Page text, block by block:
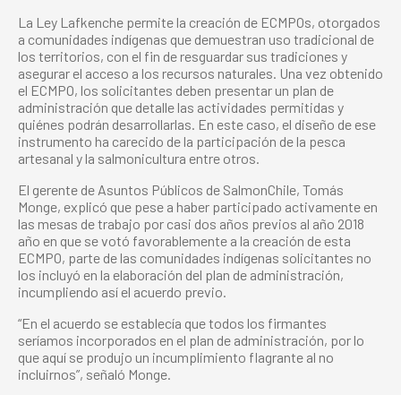
La Ley Lafkenche permite la creación de ECMPOs, otorgados
a comunidades indígenas que demuestran uso tradicional de
los territorios, con el fin de resguardar sus tradiciones y
asegurar el acceso a los recursos naturales. Una vez obtenido
el ECMPO, los solicitantes deben presentar un plan de
administración que detalle las actividades permitidas y
quiénes podrán desarrollarlas. En este caso, el diseño de ese
instrumento ha carecido de la participación de la pesca
artesanal y la salmonicultura entre otros.
El gerente de Asuntos Públicos de SalmonChile, Tomás
Monge, explicó que pese a haber participado activamente en
las mesas de trabajo por casi dos años previos al año 2018
año en que se votó favorablemente a la creación de esta
ECMPO, parte de las comunidades indígenas solicitantes no
los incluyó en la elaboración del plan de administración,
incumpliendo así el acuerdo previo.
“En el acuerdo se establecía que todos los firmantes
seríamos incorporados en el plan de administración, por lo
que aquí se produjo un incumplimiento flagrante al no
incluirnos”, señaló Monge.